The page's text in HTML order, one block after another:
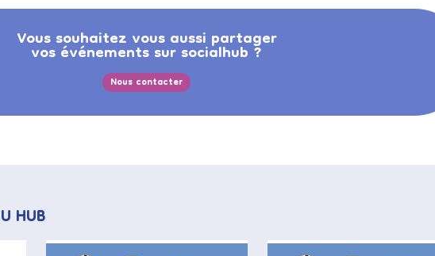
Vous souhaitez vous aussi partager
vos événements sur socialhub ?
Nous contacter
HUB